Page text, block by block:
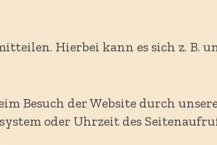
Hierbei kann es sich z. B.
Besuch der Website durch
oder Uhrzeit des